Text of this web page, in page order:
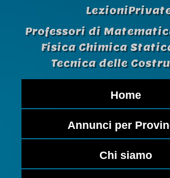
Professori di
Fisica Chimica
Tecnica delle
Home
Annunci per
Chi siamo